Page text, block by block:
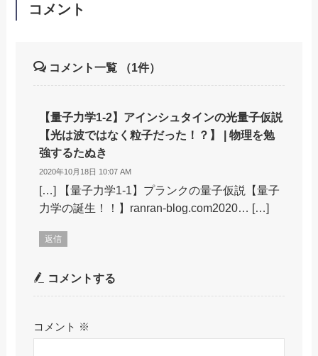
コメント
コメント一覧 （1件）
【量子力学1-2】アインシュタインの光量子仮説
【光は波ではなく粒子だった！？】 | 物理を勉
強するたぬき
2020年10月18日 10:07 AM
[…] 【量子力学1-1】プランクの量子仮説【量子
力学の誕生！！】ranran-blog.com2020… […]
返信
コメントする
コメント ※